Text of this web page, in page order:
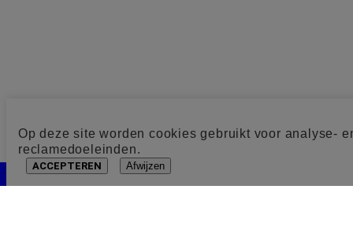
Op deze site worden cookies gebruikt voor analyse-
reclamedoeleinden.
ACCEPTEREN Afwijzen
Cookie toestemming